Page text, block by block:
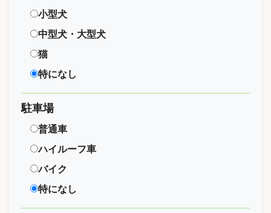
小型犬
中型犬・大型犬
猫
特になし
駐車場
普通車
ハイルーフ車
バイク
特になし